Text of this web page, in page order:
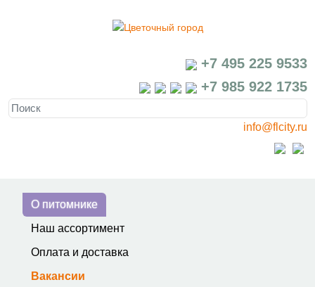
+7 495 225 9533
+7 985 922 1735
info@flcity.ru
О питомнике
Наш ассортимент
Оплата и доставка
Вакансии